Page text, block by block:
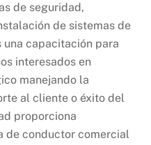
de seguridad,
de sistemas de
una capacitación para
interesados en
manejando la
al cliente o éxito del
proporciona
de conductor comercial